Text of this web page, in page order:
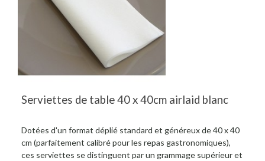
Serviettes de table 40 x 40cm airlaid blanc
Dotées d'un format déplié standard et généreux de 40 x 40
cm (parfaitement calibré pour les repas gastronomiques),
ces serviettes se distinguent par un grammage supérieur et